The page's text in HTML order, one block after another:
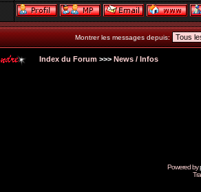
Montrer les messages depuis:
Index du Forum >>> News / Infos
Powered by